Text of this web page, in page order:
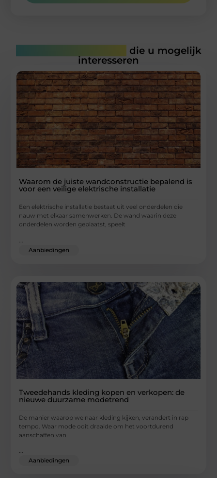
die u mogelijk
interesseren
Waarom de juiste wandconstructie bepalend is
voor een veilige elektrische installatie
Een elektrische installatie bestaat uit veel onderdelen die
nauw met elkaar samenwerken. De wand waarin deze
onderdelen worden geplaatst, speelt
Aanbiedingen
Tweedehands kleding kopen en verkopen: de
nieuwe duurzame modetrend
De manier waarop we naar kleding kijken, verandert in rap
tempo. Waar mode ooit draaide om het voortdurend
aanschaffen van
...
Aanbiedingen